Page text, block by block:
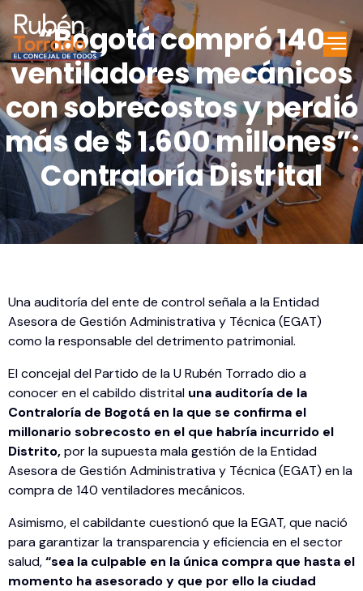
“Bogotá compró 140
ventiladores mecánicos
con sobrecostos y perdió
más de $ 1.600 millones”:
Contraloría Distrital
Una auditoría del ente de control señala a la Entidad
Asesora de Gestión Administrativa y Técnica (EGAT)
como la responsable del detrimento patrimonial.
El concejal del Partido de la U Rubén Torrado dio a
conocer en el cabildo distrital una auditoría de la
Contraloría de Bogotá en la que se confirma el
millonario sobrecosto en el que habría incurrido el
Distrito,por la supuesta mala gestión de la Entidad
Asesora de Gestión Administrativa y Técnica (EGAT) en la
compra de 140 ventiladores mecánicos.
Asimismo, el cabildante cuestionó que la EGAT, que nació
para garantizar la transparencia y eficiencia en el sector
salud,“sea la culpable en la única compra que hasta el
momento ha asesorado y que por ello la ciudad